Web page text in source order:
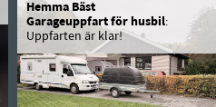
Hemma Bäst
Garageuppfart för husbil:
Uppfarten är klar!